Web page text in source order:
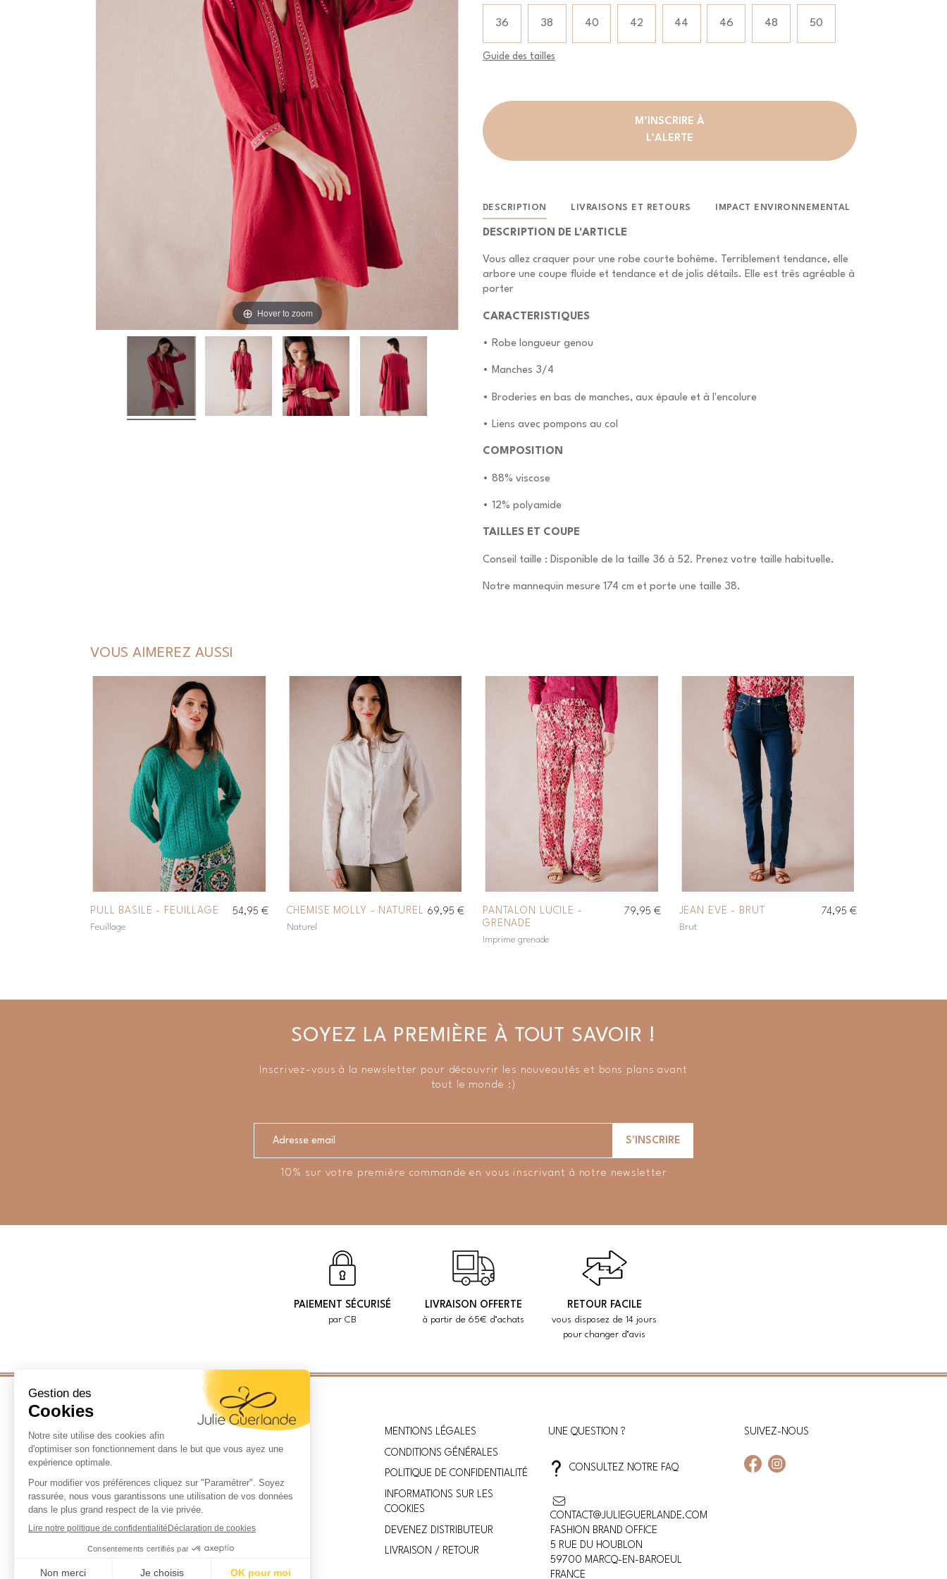
Hover to zoom
36
38 40 42 44 46 48 50
Guide des tailles
M’INSCRIRE À
L’ALERTE
DESCRIPTION LIVRAISONS ET RETOURS IMPACT ENVIRONNEMENTAL
DESCRIPTION DE L'ARTICLE
Vous allez craquer pour une robe courte bohème. Terriblement tendance, elle
arbore une coupe fluide et tendance et de jolis détails. Elle est très agréable à
porter
CARACTERISTIQUES
• Robe longueur genou
• Manches 3/4
• Broderies en bas de manches, aux épaule et à l'encolure
• Liens avec pompons au col
COMPOSITION
• 88% viscose
• 12% polyamide
TAILLES ET COUPE
Conseil taille : Disponible de la taille 36 à 52. Prenez votre taille habituelle.
Notre mannequin mesure 174 cm et porte une taille 38.
VOUS AIMEREZ AUSSI
PULL BASILE - FEUILLAGE
Feuillage
54,95 € CHEMISE MOLLY - NATUREL
Naturel
69,95 €
PANTALON LUCILE -
GRENADE
Imprime grenade
79,95 € JEAN EVE - BRUT
Brut
74,95 €
SOYEZ LA PREMIÈRE À TOUT SAVOIR !
Inscrivez-vous à la newsletter pour découvrir les nouveautés et bons plans avant
tout le monde :)
10% sur votre première commande en vous inscrivant à notre newsletter
PAIEMENT SÉCURISÉ
par CB
LIVRAISON OFFERTE
à partir de 65€ d’achats
RETOUR FACILE
vous disposez de 14 jours
pour changer d’avis
LA MARQUE
LOOKBOOK
LA COLLECTION
MENTIONS LÉGALES
CONDITIONS GÉNÉRALES
POLITIQUE DE CONFIDENTIALITÉ
INFORMATIONS SUR LES
COOKIES
DEVENEZ DISTRIBUTEUR
LIVRAISON / RETOUR
SUIVEZ-NOUS
UNE QUESTION ?
CONSULTEZ NOTRE FAQ
CONTACT@JULIEGUERLANDE.COM
FASHION BRAND OFFICE
5 RUE DU HOUBLON
59700 MARCQ-EN-BAROEUL
FRANCE